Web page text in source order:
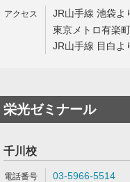
JR山手線 池袋よ
東京メトロ有楽
JR山手線 目白よ
栄光ゼミナール
千川校
03-5966-5514